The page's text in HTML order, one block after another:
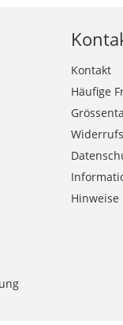
Kontakt
Häufige
Hinweise